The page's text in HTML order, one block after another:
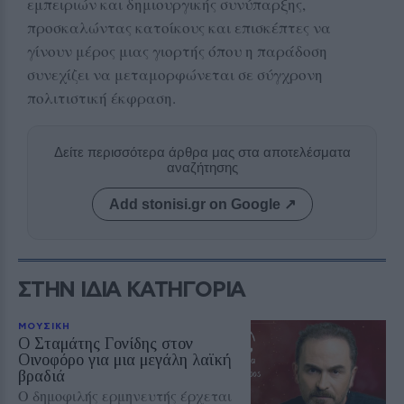
προσκαλώντας κατοίκους και επισκέπτες να
γίνουν μέρος μιας γιορτής όπου η παράδοση
συνεχίζει να μεταμορφώνεται σε σύγχρονη
πολιτιστική έκφραση.
Δείτε περισσότερα άρθρα μας στα αποτελέσματα
αναζήτησης
Add stonisi.gr on Google ↗
ΣΤΗΝ ΙΔΙΑ ΚΑΤΗΓΟΡΙΑ
ΜΟΥΣΙΚΗ
Ο Σταμάτης Γονίδης στον
Οινοφόρο για μια μεγάλη λαϊκή
βραδιά
Ο δημοφιλής ερμηνευτής έρχεται